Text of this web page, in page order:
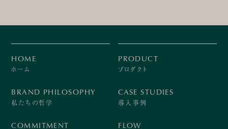
HOME
ホーム
BRAND PHILOSOPHY
私たちの哲学
COMMITMENT
PRODUCT
プロダクト
CASE STUDIES
導入事例
FLOW